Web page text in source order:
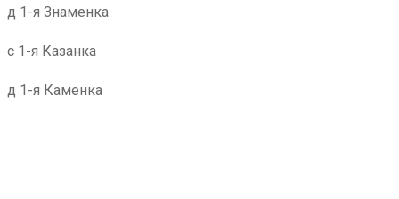
д 1-я Знаменка
с 1-я Казанка
д 1-я Каменка